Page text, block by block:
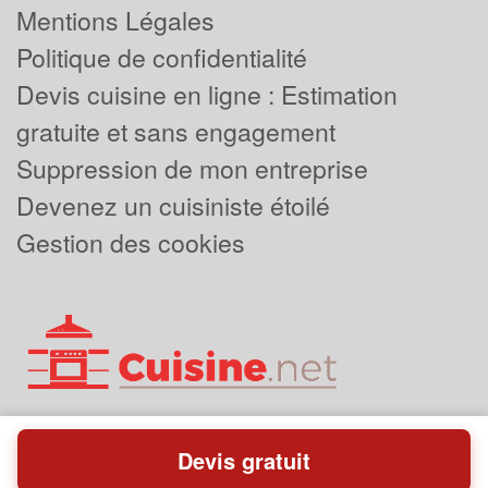
Mentions Légales
Politique de confidentialité
Devis cuisine en ligne : Estimation
gratuite et sans engagement
Suppression de mon entreprise
Devenez un cuisiniste étoilé
Gestion des cookies
Powered byPlus que pro
Devis gratuit